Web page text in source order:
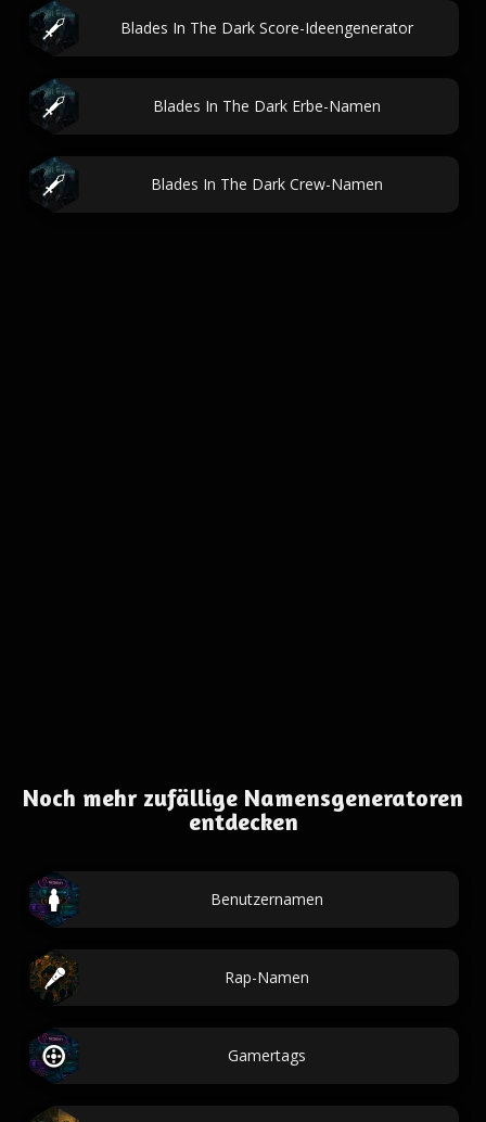
Blades In The Dark Score-Ideengenerator
Blades In The Dark Erbe-Namen
Blades In The Dark Crew-Namen
Noch mehr zufällige Namensgeneratoren
entdecken
Benutzernamen
Rap-Namen
Gamertags